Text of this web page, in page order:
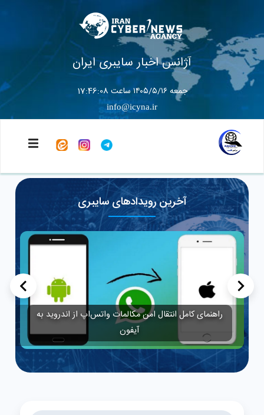
آژانس اخبار سایبری ایران
جمعه ۱۴۰۵/۵/۱۶ ساعت 17:46:09
info@icyna.ir
آخرین رویدادهای سایبری
راهنمای کامل انتقال امن مکالمات واتس‌اپ از اندروید به
آیفون
<
>